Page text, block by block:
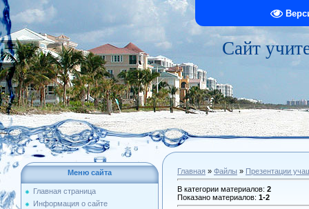
Сайт
Меню сайта
Главная страница
Информация о сайте
Главная » Файлы » Презентации
В категории материалов: 2
Показано материалов: 1-2